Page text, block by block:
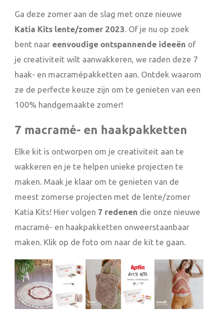
Ga deze zomer aan de slag met onze nieuwe
Katia Kits lente/zomer 2023. Of je nu op zoek
bent naar eenvoudige ontspannende ideeën of
je creativiteit wilt aanwakkeren, we raden deze 7
haak- en macramépakketten aan. Ontdek waarom
ze de perfecte keuze zijn om te genieten van een
100% handgemaakte zomer!
7 macramé- en haakpakketten
Elke kit is ontworpen om je creativiteit aan te
wakkeren en je te helpen unieke projecten te
maken. Maak je klaar om te genieten van de
meest zomerse projecten met de lente/zomer
Katia Kits! Hier volgen 7 redenen die onze nieuwe
macramé- en haakpakketten onweerstaanbaar
maken. Klik op de foto om naar de kit te gaan.